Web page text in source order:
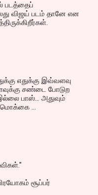
படத்தைப்
விஜய் படம் தானே என
எதுக்கு இவ்வளவு
சண்டை போடுற
பாஸ்... அதுவும்
மொக்கை ...
சூப்பர்